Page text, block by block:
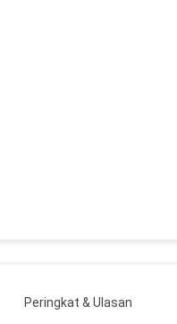
Peringkat & Ulasan